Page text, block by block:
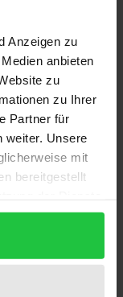
Anzeigen zu
anbieten
zu
zu Ihrer
Partner für
weiter. Unsere
mit
bereitgestellt
und
und deren
Standorts
und der
werden bei
Standort
keinen